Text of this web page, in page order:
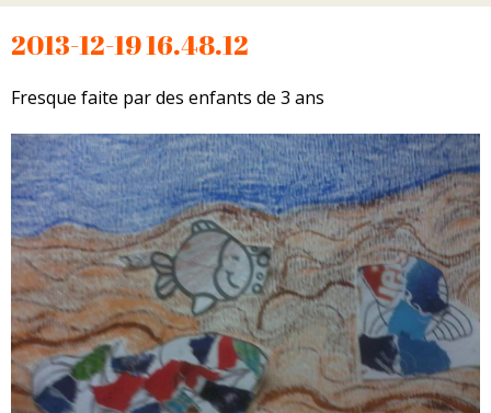
2013-12-19 16.48.12
Fresque faite par des enfants de 3 ans